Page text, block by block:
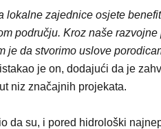
lokalne zajednice osjete
području. Kroz naše
je da stvorimo uslove
istakao je on, dodajući da je
niz značajnih projekata.
da su, i pored hidrološki